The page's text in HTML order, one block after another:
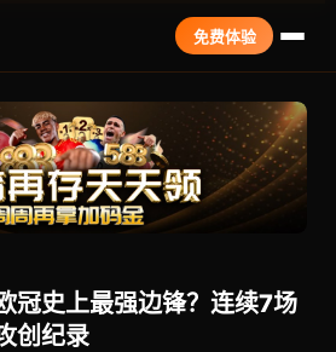
免费体验
冠史上最强边锋？连续7场
创纪录